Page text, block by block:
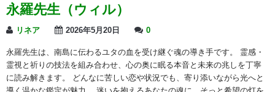
永羅先生（ウィル）
リネア 2026年5月20日 0
永羅先生は、南島に伝わるユタの血を受け継ぐ魂の導き手です。 霊感・
霊視と祈りの技法を組み合わせ、心の奥に眠る本音と未来の兆しを丁寧
に読み解きます。 どんなに苦しい恋や状況でも、寄り添いながら光へと